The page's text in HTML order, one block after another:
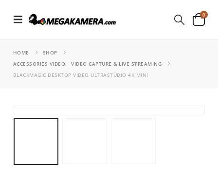
0
HOME
SHOP
ACCESSORIES VIDEO,
VIDEO CAPTURE & LIVE STREAMING
BLACKMAGIC DESKTOP VIDEO ULTRASTUDIO 4K MINI